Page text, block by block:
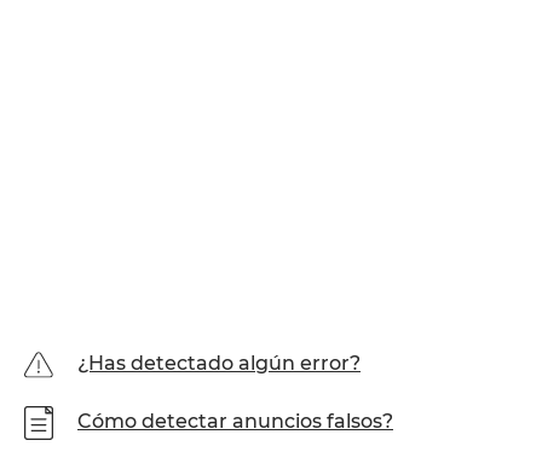
¿Has detectado algún error?
Cómo detectar anuncios falsos?